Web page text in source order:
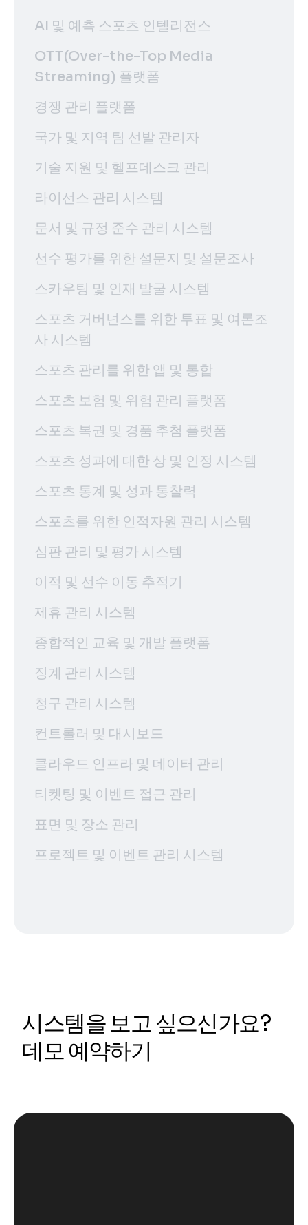
AI 및 예측 스포츠 인텔리전스
OTT(Over-the-Top Media
Streaming) 플랫폼
경쟁 관리 플랫폼
국가 및 지역 팀 선발 관리자
기술 지원 및 헬프데스크 관리
라이선스 관리 시스템
문서 및 규정 준수 관리 시스템
선수 평가를 위한 설문지 및 설문조사
스카우팅 및 인재 발굴 시스템
스포츠 거버넌스를 위한 투표 및 여론조
사 시스템
스포츠 관리를 위한 앱 및 통합
스포츠 보험 및 위험 관리 플랫폼
스포츠 복권 및 경품 추첨 플랫폼
스포츠 성과에 대한 상 및 인정 시스템
스포츠 통계 및 성과 통찰력
스포츠를 위한 인적자원 관리 시스템
심판 관리 및 평가 시스템
이적 및 선수 이동 추적기
제휴 관리 시스템
종합적인 교육 및 개발 플랫폼
징계 관리 시스템
청구 관리 시스템
컨트롤러 및 대시보드
클라우드 인프라 및 데이터 관리
티켓팅 및 이벤트 접근 관리
표면 및 장소 관리
프로젝트 및 이벤트 관리 시스템
시스템을 보고 싶으신가요?
데모 예약하기